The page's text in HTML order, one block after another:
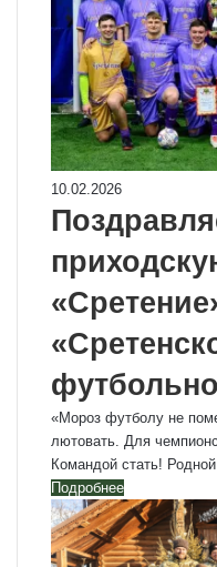
10.02.2026
«Мороз футболу не
лютовать. Для
Командой стать!
Подробнее